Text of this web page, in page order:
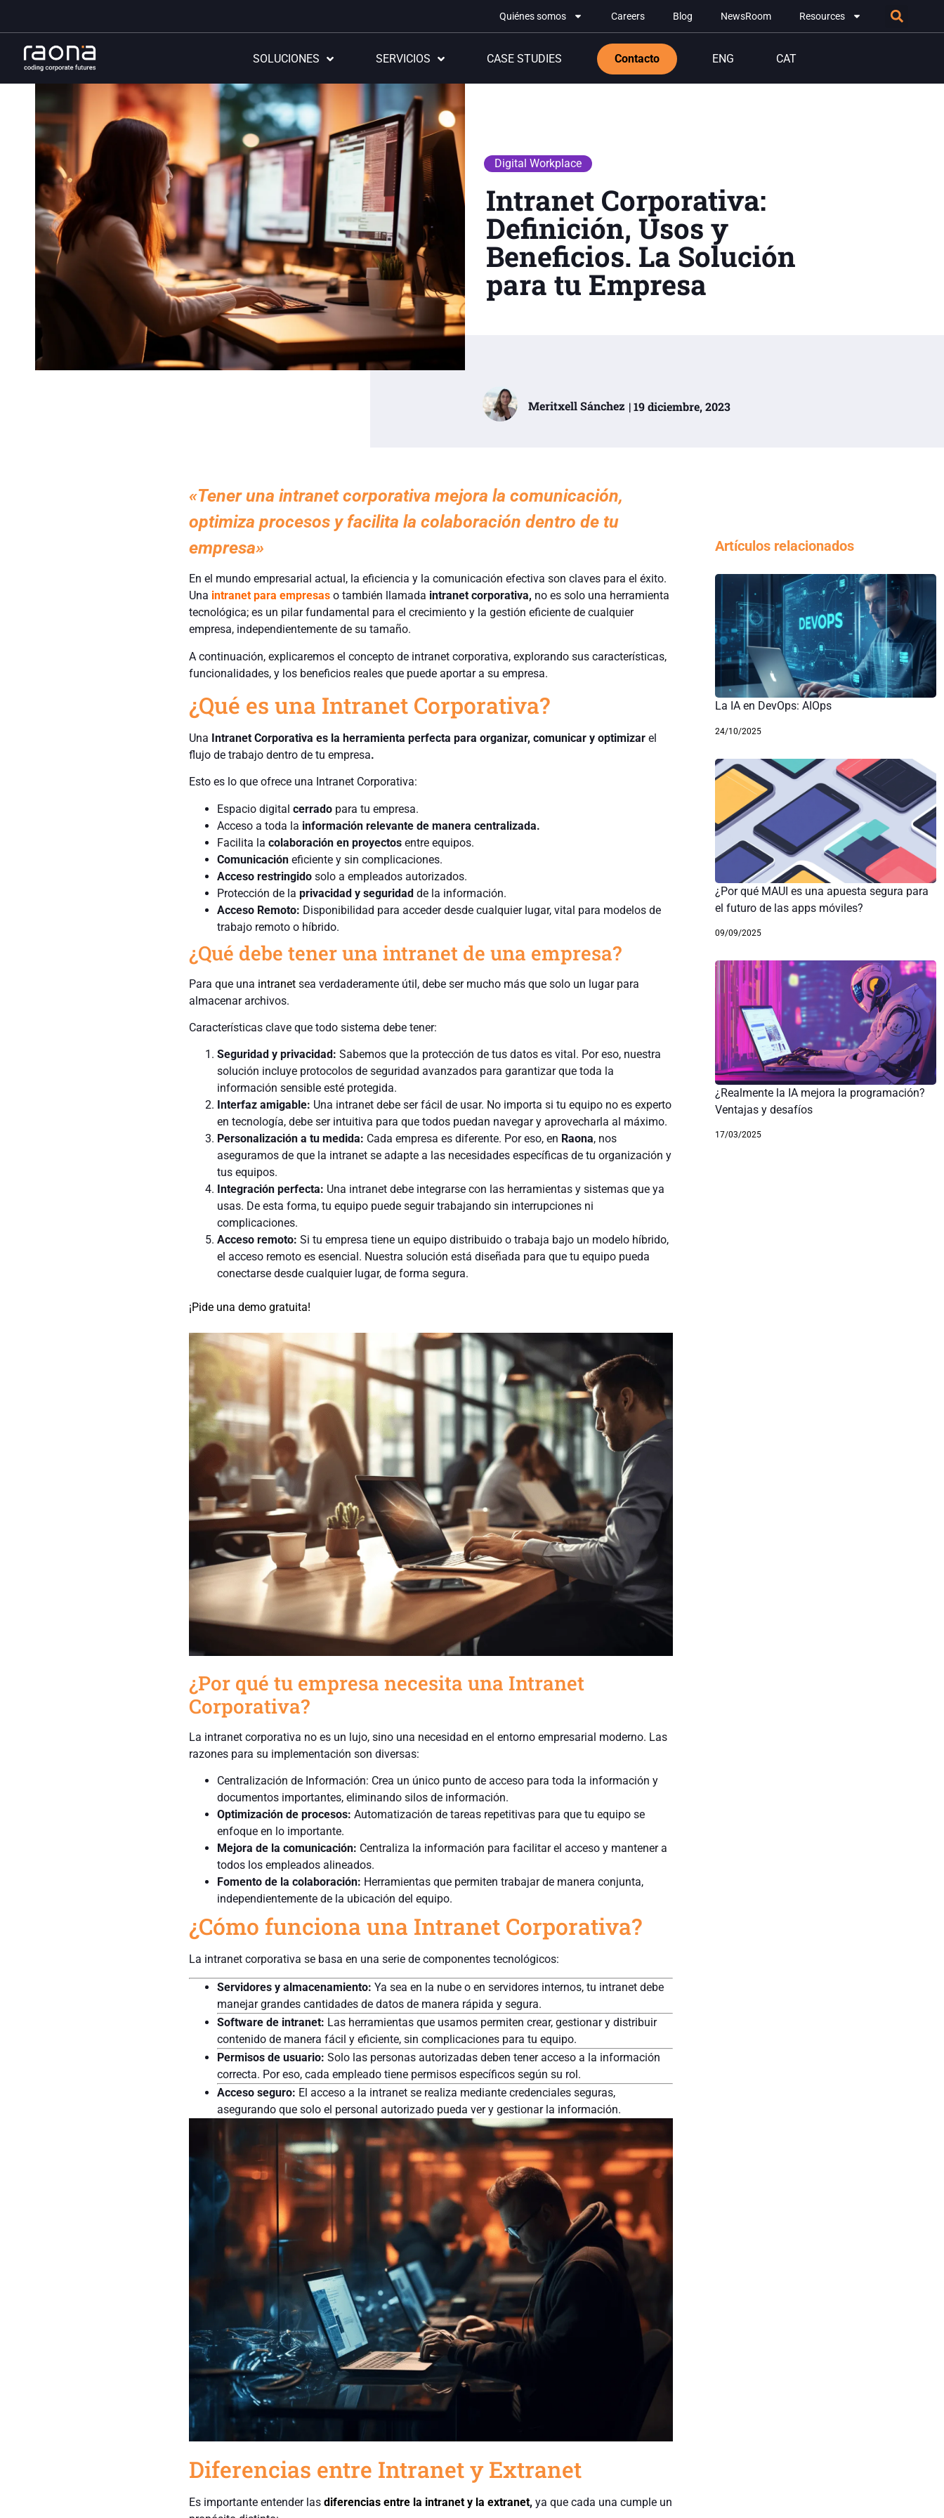
Quiénes somos Careers Blog NewsRoom Resources
SOLUCIONES SERVICIOS CASE STUDIES Contacto ENG CAT
Digital Workplace
Intranet Corporativa:
Definición, Usos y
Beneficios. La Solución
para tu Empresa
Meritxell Sánchez | 19 diciembre, 2023
«Tener una intranet corporativa mejora la comunicación,
optimiza procesos y facilita la colaboración dentro de tu
empresa»
En el mundo empresarial actual, la eficiencia y la comunicación efectiva son claves para el éxito.
Una intranet para empresas o también llamada intranet corporativa, no es solo una herramienta
tecnológica; es un pilar fundamental para el crecimiento y la gestión eficiente de cualquier
empresa, independientemente de su tamaño.
A continuación, explicaremos el concepto de intranet corporativa, explorando sus características,
funcionalidades, y los beneficios reales que puede aportar a su empresa.
¿Qué es una Intranet Corporativa?
Una Intranet Corporativa es la herramienta perfecta para organizar, comunicar y optimizar el
flujo de trabajo dentro de tu empresa.
Esto es lo que ofrece una Intranet Corporativa:
Espacio digital cerrado para tu empresa.
Acceso a toda la información relevante de manera centralizada.
Facilita la colaboración en proyectosentre equipos.
Comunicación eficiente y sin complicaciones.
Acceso restringidosolo a empleados autorizados.
Protección de la privacidad y seguridad de la información.
Acceso Remoto: Disponibilidad para acceder desde cualquier lugar, vital para modelos de
trabajo remoto o híbrido.
¿Qué debe tener una intranet de una empresa?
Para que una intranetsea verdaderamente útil, debe ser mucho más que solo un lugar para
almacenar archivos.
Características clave que todo sistema debe tener:
Seguridad y privacidad: Sabemos que la protección de tus datos es vital. Por eso, nuestra
solución incluye protocolos de seguridad avanzados para garantizar que toda la
información sensible esté protegida.
Interfaz amigable: Una intranet debe ser fácil de usar. No importa si tu equipo no es experto
en tecnología, debe ser intuitiva para que todos puedan navegar y aprovecharla al máximo.
Personalización a tu medida: Cada empresa es diferente. Por eso, en Raona, nos
aseguramos de que la intranet se adapte a las necesidades específicas de tu organización y
tus equipos.
Integración perfecta: Una intranet debe integrarse con las herramientas y sistemas que ya
usas. De esta forma, tu equipo puede seguir trabajando sin interrupciones ni
complicaciones.
Acceso remoto: Si tu empresa tiene un equipo distribuido o trabaja bajo un modelo híbrido,
el acceso remoto es esencial. Nuestra solución está diseñada para que tu equipo pueda
conectarse desde cualquier lugar, de forma segura.
¡Pide una demo gratuita!
¿Por qué tu empresa necesita una Intranet
Corporativa?
La intranet corporativa no es un lujo, sino una necesidad en el entorno empresarial moderno. Las
razones para su implementación son diversas:
Centralización de Información: Crea un único punto de acceso para toda la información y
documentos importantes, eliminando silos de información.
Optimización de procesos: Automatización de tareas repetitivas para que tu equipo se
enfoque en lo importante.
Mejora de la comunicación: Centraliza la información para facilitar el acceso y mantener a
todos los empleados alineados.
Fomento de la colaboración: Herramientas que permiten trabajar de manera conjunta,
independientemente de la ubicación del equipo.
¿Cómo funciona una Intranet Corporativa?
La intranet corporativa se basa en una serie de componentes tecnológicos:
Servidores y almacenamiento: Ya sea en la nube o en servidores internos, tu intranet debe
manejar grandes cantidades de datos de manera rápida y segura.
Software de intranet: Las herramientas que usamos permiten crear, gestionar y distribuir
contenido de manera fácil y eficiente, sin complicaciones para tu equipo.
Permisos de usuario: Solo las personas autorizadas deben tener acceso a la información
correcta. Por eso, cada empleado tiene permisos específicos según su rol.
Acceso seguro: El acceso a la intranet se realiza mediante credenciales seguras,
asegurando que solo el personal autorizado pueda ver y gestionar la información.
Diferencias entre Intranet y Extranet
Es importante entender las diferencias entre la intranet y la extranet, ya que cada una cumple un
Artículos relacionados
La IA en DevOps: AIOps
24/10/2025
¿Por qué MAUI es una apuesta segura para
el futuro de las apps móviles?
09/09/2025
¿Realmente la IA mejora la programación?
Ventajas y desafíos
17/03/2025